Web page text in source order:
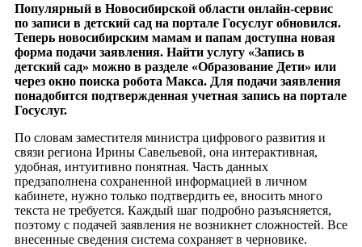
Популярный в Новосибирской области онлайн-сервис
по записи в детский сад на портале Госуслуг обновился.
Теперь новосибирским мамам и папам доступна новая
форма подачи заявления. Найти услугу «Запись в
детский сад» можно в разделе «Образование Дети» или
через окно поиска робота Макса. Для подачи заявления
понадобится подтвержденная учетная запись на портале
Госуслуг.
По словам заместителя министра цифрового развития и
связи региона Ирины Савельевой, она интерактивная,
удобная, интуитивно понятная. Часть данных
предзаполнена сохраненной информацией в личном
кабинете, нужно только подтвердить ее, вносить много
текста не требуется. Каждый шаг подробно разъясняется,
поэтому с подачей заявления не возникнет сложностей. Все
внесенные сведения система сохраняет в черновике.